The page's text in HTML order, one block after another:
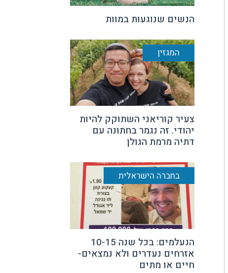
הנשים שנוגעות במוות
המגזין
צעיר קוריאני השתוקק להיות
יהודי. זה נגמר בחתונה עם
דתיה מרמת הגולן
בחברה הישראלית
הנעלמים: בכל שנה 10-15
אזרחים נעדרים ולא נמצאים-
חיים או מתים